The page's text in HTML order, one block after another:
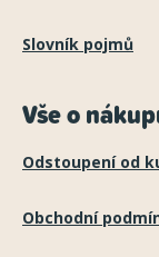
Slovník pojmů
Vše o
Odstoupení od
Obchodní